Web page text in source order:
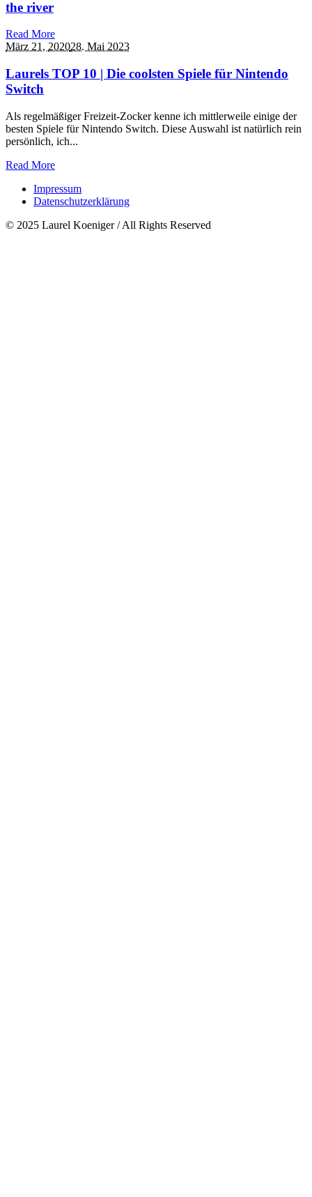
the river
Read More
März 21, 202028. Mai 2023
Laurels TOP 10 | Die coolsten Spiele für Nintendo
Switch
Als regelmäßiger Freizeit-Zocker kenne ich mittlerweile einige der
besten Spiele für Nintendo Switch. Diese Auswahl ist natürlich rein
persönlich, ich...
Read More
Impressum
Datenschutzerklärung
© 2025 Laurel Koeniger / All Rights Reserved